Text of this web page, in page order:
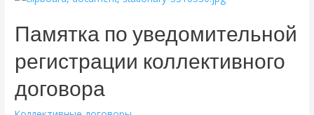
Памятка по уведомительной
регистрации коллективного
договора